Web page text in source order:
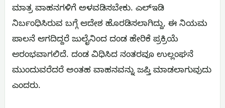
ಮಾತ್ರ ವಾಹನಗಳಿಗೆ ಅಳವಡಿಸಬೇಕು. ಎಲ್‌ಇಡಿ
ನಿರ್ಬಂಧಿಸಿರುವ ಬಗ್ಗೆ ಆದೇಶ ಹೊರಡಿಸಲಾಗಿದ್ದು, ಈ ನಿಯಮ
ಪಾಲನೆ ಆಗದಿದ್ದರೆ ಜುಲೈನಿಂದ ದಂಡ ಹೇರಿಕೆ ಪ್ರಕ್ರಿಯೆ
ಆರಂಭವಾಗಲಿದೆ. ದಂಡ ವಿಧಿಸಿದ ನಂತರವೂ ಉಲ್ಲಂಘನೆ
ಮುಂದುವರೆದರೆ ಅಂತಹ ವಾಹನವನ್ನು ಜಪ್ತಿ ಮಾಡಲಾಗುವುದು
ಎಂದರು.